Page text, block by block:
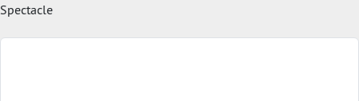
Spectacle